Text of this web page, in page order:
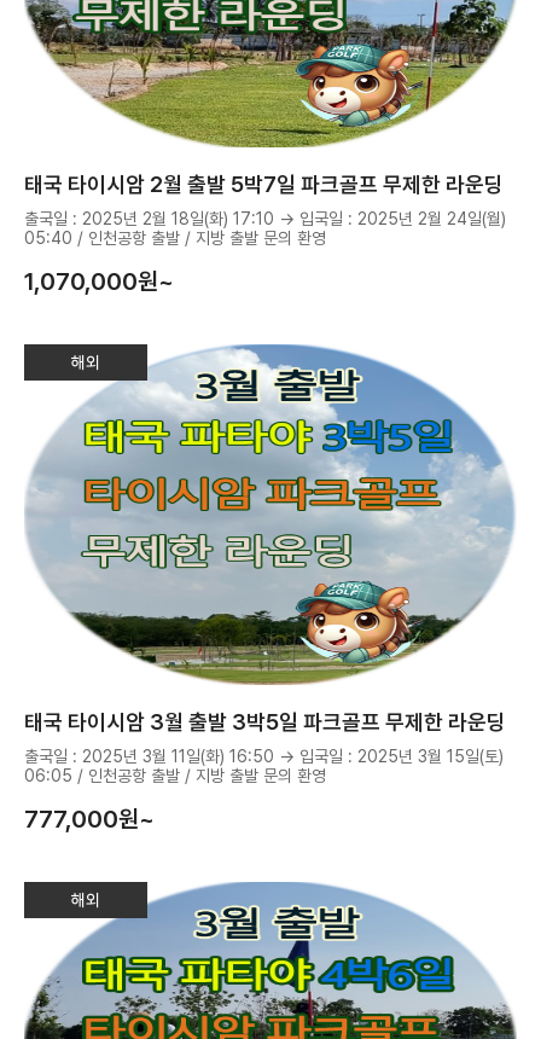
태국 타이시암 2월 출발 5박7일 파크골프 무제한 라운딩
출국일 : 2025년 2월 18일(화) 17:10 → 입국일 : 2025년 2월 24일(월)
05:40 / 인천공항 출발 / 지방 출발 문의 환영
1,070,000원~
해외
태국 타이시암 3월 출발 3박5일 파크골프 무제한 라운딩
출국일 : 2025년 3월 11일(화) 16:50 → 입국일 : 2025년 3월 15일(토)
06:05 / 인천공항 출발 / 지방 출발 문의 환영
777,000원~
해외